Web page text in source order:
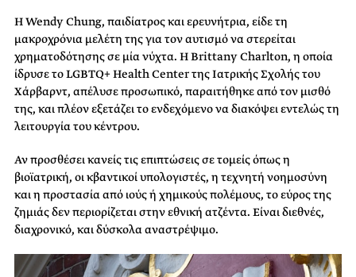
Η Wendy Chung, παιδίατρος και ερευνήτρια, είδε τη
μακροχρόνια μελέτη της για τον αυτισμό να στερείται
χρηματοδότησης σε μία νύχτα. Η Brittany Charlton, η οποία
ίδρυσε το LGBTQ+ Health Center της Ιατρικής Σχολής του
Χάρβαρντ, απέλυσε προσωπικό, παραιτήθηκε από τον μισθό
της, και πλέον εξετάζει το ενδεχόμενο να διακόψει εντελώς τη
λειτουργία του κέντρου.
Αν προσθέσει κανείς τις επιπτώσεις σε τομείς όπως η
βιοϊατρική, οι κβαντικοί υπολογιστές, η τεχνητή νοημοσύνη
και η προστασία από ιούς ή χημικούς πολέμους, το εύρος της
ζημιάς δεν περιορίζεται στην εθνική ατζέντα. Είναι διεθνές,
διαχρονικό, και δύσκολα αναστρέψιμο.